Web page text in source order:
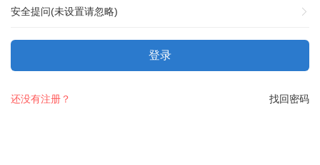
安全提问(未设置请忽略)
登录
找回密码
还没有注册？